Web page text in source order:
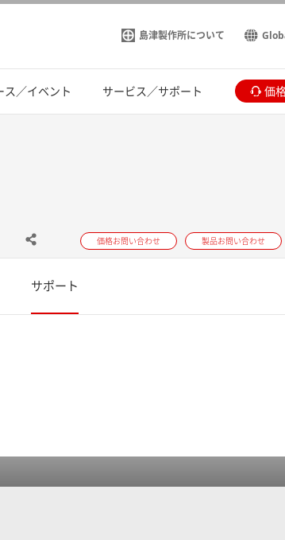
島津製作所について
ス／イベント サービス／サポート 価
価格お問い合わせ 製品お問い合わせ
サポート